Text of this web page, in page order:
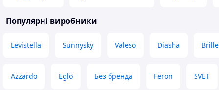
Популярні виробники
Levistella Sunnysky Valeso Diasha Brille
Azzardo Eglo Без бренда Feron SVET